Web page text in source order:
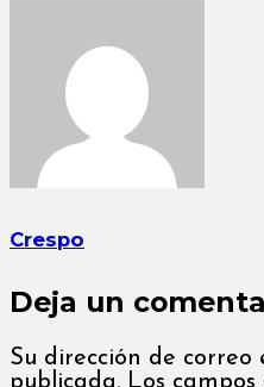
Crespo
Deja un
Su dirección de correo